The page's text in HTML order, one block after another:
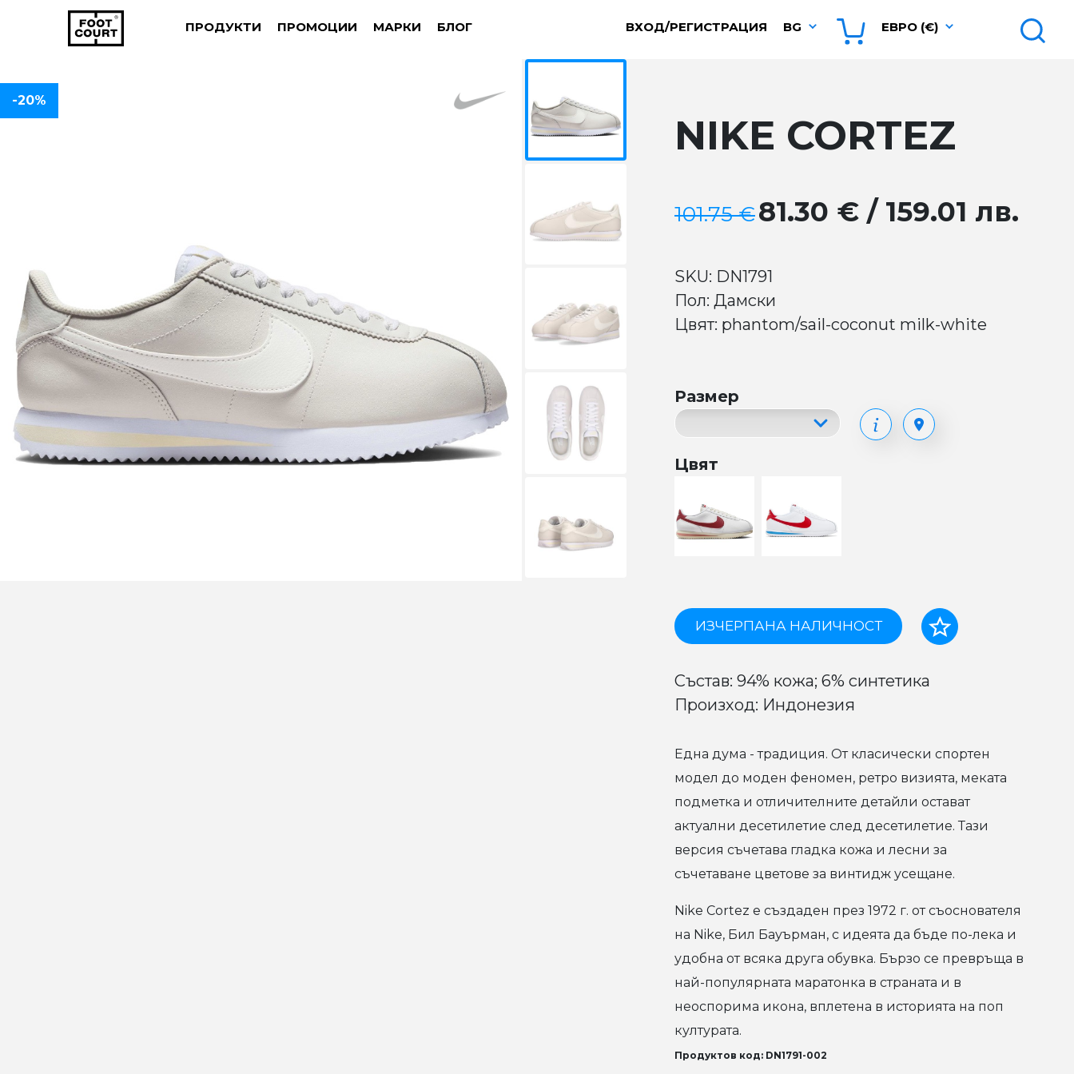
ПРОДУКТИ ПРОМОЦИИ МАРКИ БЛОГ ВХОД/РЕГИСТРАЦИЯ BG ЕВРО (€)
-20%
NIKE CORTEZ
101.75 €81.30 € / 159.01 лв.
SKU: DN1791
Пол: Дамски
Цвят: phantom/sail-coconut milk-white
Размер
Цвят
ИЗЧЕРПАНА НАЛИЧНОСТ
Състав: 94% кожа; 6% синтетика
Произход: Индонезия
Една дума - традиция. От класически спортен
модел до моден феномен, ретро визията, меката
подметка и отличителните детайли остават
актуални десетилетие след десетилетие. Тази
версия съчетава гладка кожа и лесни за
съчетаване цветове за винтидж усещане.
Nike Cortez е създаден през 1972 г. от съоснователя
на Nike, Бил Бауърман, с идеята да бъде по-лека и
удобна от всяка друга обувка. Бързо се превръща в
най-популярната маратонка в страната и в
неоспорима икона, вплетена в историята на поп
културата.
Продуктов код: DN1791-002